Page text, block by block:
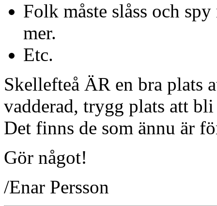
Folk måste slåss och
mer.
Etc.
Skellefteå ÄR en bra plats
vadderad, trygg plats att
Det finns de som ännu är
Gör något!
/Enar Persson